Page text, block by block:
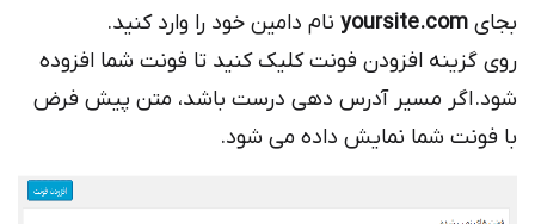
yoursite.comنام دامین خود را وارد کنید.
افزودن فونت کلیک کنید تا فونت شما افزوده
مسیر آدرس دهی درست باشد، متن پیش فرض
شما نمایش داده می شود.